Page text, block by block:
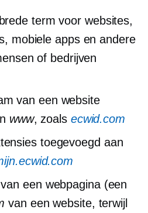
term voor websites,
mobiele apps en andere
of bedrijven
van een website
www, zoals ecwid.com
toegevoegd aan
een webpagina (een
van een website, terwijl